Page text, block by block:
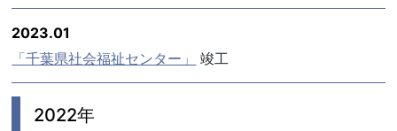
2023.01
「千葉県社会福祉センター」
竣工
2022年